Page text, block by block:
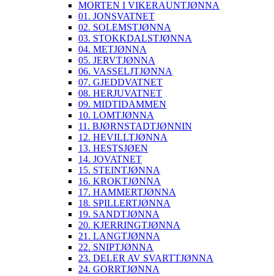
MORTEN I VIKERAUNTJØNNA
01. JONSVATNET
02. SOLEMSTJØNNA
03. STOKKDALSTJØNNA
04. METJØNNA
05. JERVTJØNNA
06. VASSELJTJØNNA
07. GJEDDVATNET
08. HERJUVATNET
09. MIDTIDAMMEN
10. LOMTJØNNA
11. BJØRNSTADTJØNNIN
12. HEVILLTJØNNA
13. HESTSJØEN
14. JOVATNET
15. STEINTJØNNA
16. KROKTJØNNA
17. HAMMERTJØNNA
18. SPILLERTJØNNA
19. SANDTJØNNA
20. KJERRINGTJØNNA
21. LANGTJØNNA
22. SNIPTJØNNA
23. DELER AV SVARTTJØNNA
24. GORRTJØNNA